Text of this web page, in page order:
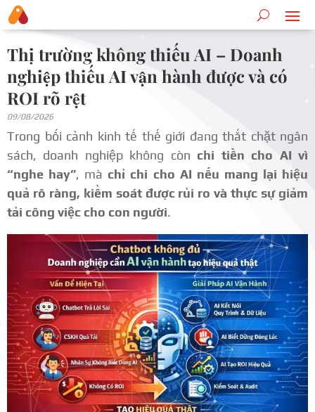
Thị trường không thiếu AI – Doanh
nghiệp thiếu AI vận hành được và có
ROI rõ rệt
09/08/2026
Trong bối cảnh kinh tế thế giới đang thắt chặt ngân
sách, doanh nghiệp không còn chi tiền cho AI vì
“nghe hay”, mà chỉ chi cho AI nếu mang lại hiệu
quả rõ ràng, kiểm soát được rủi ro và thực sự giảm
tải công việc cho con người.